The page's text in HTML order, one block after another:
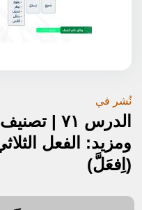
تصفّح
المقالات
نُشر في
الدرس ٧١
ومزيد: الفعل
(اِفعَلَّ)